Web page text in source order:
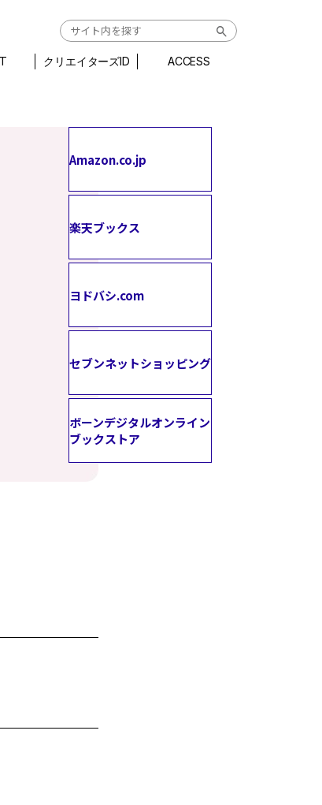
クリエイターズID ACCESS
Amazon.co.jp
楽天ブックス
ヨドバシ.com
セブンネットショッピング
ボーンデジタルオンライン
ブックストア